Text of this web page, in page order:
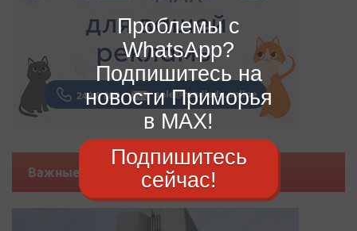
Важные новости
Проблемы с
WhatsApp?
Подпишитесь на
новости Приморья
в MAX!
Подпишитесь
сейчас!